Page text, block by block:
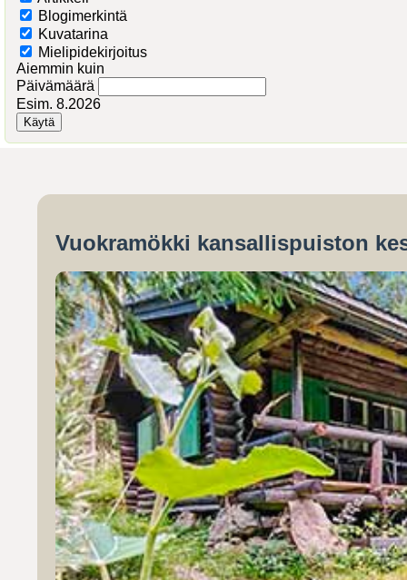
Blogimerkintä
Kuvatarina
Mielipidekirjoitus
Aiemmin kuin
Päivämäärä
Esim. 8.2026
Vuokramökki kansallispuiston